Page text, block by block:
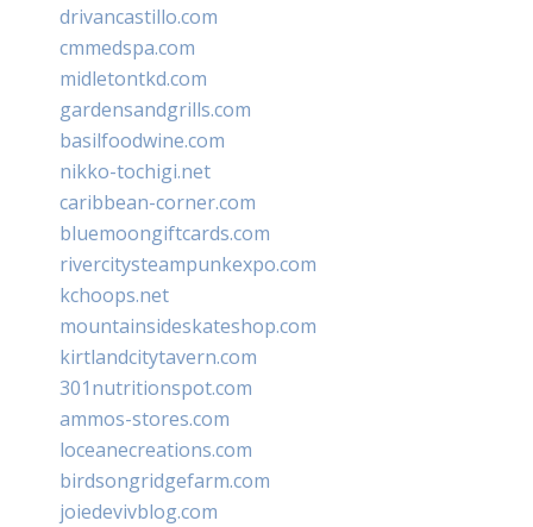
drivancastillo.com
cmmedspa.com
midletontkd.com
gardensandgrills.com
basilfoodwine.com
nikko-tochigi.net
caribbean-corner.com
bluemoongiftcards.com
rivercitysteampunkexpo.com
kchoops.net
mountainsideskateshop.com
kirtlandcitytavern.com
301nutritionspot.com
ammos-stores.com
loceanecreations.com
birdsongridgefarm.com
joiedevivblog.com